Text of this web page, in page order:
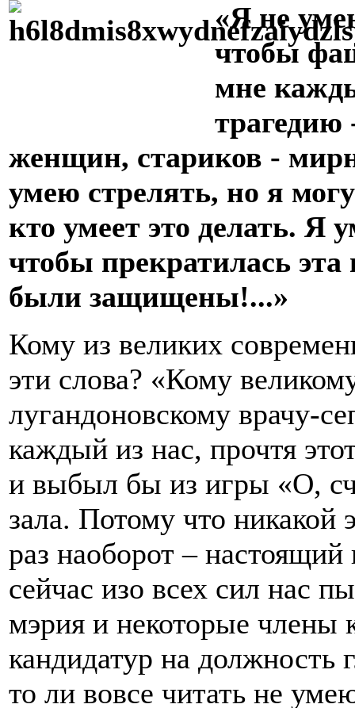
«Я не
чтобы
мне
трагедию
женщин, стариков -
умею стрелять, но я
кто умеет это делать. Я
чтобы прекратилась
были защищены!...»
Кому из великих
эти слова? «Кому
лугандоновскому врачу-
каждый из нас, прочтя
и выбыл бы из игры «О,
зала. Потому что никакой
раз наоборот –
сейчас изо всех сил нас
мэрия и некоторые члены
кандидатур на должность
то ли вовсе читать не